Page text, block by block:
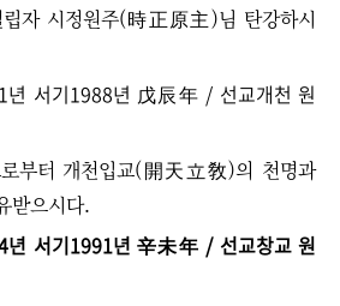
자 시정원주(時正原主)님 탄강하시
년 서기1988년 戊辰年 / 선교개천 원
부터 개천입교(開天立敎)의 천명과
받으시다.
년 서기1991년 辛未年 / 선교창교 원